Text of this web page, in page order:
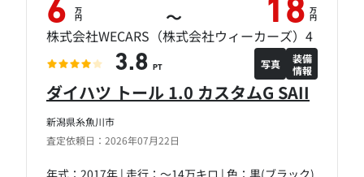
新潟県糸魚川市
査定依頼日：2026年07月22日
ダイハツ トール 1.0 カスタムG SAII
6 万
円 ～ 18 万
円
株式会社WECARS（株式会社ウィーカーズ）4
3.8 PT 写真
装備
情報